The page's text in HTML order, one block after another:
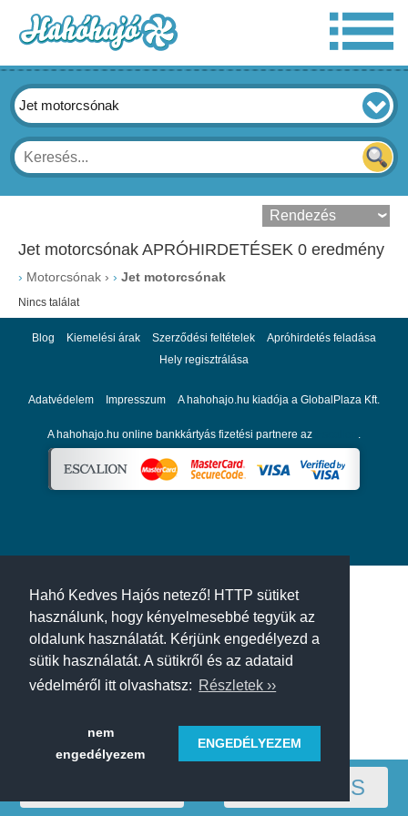
Hahó Kedves Hajós netező! HTTP sütiket
használunk, hogy kényelmesebbé tegyük az
oldalunk használatát. Kérjünk engedélyezd a
sütik használatát. A sütikről és az adataid
védelméről itt olvashatsz: Részletek ››
nem
engedélyezem
ENGEDÉLYEZEM
Jet motorcsónak
Jet motorcsónak APRÓHIRDETÉSEK 0 eredmény
› Motorcsónak ›Jet motorcsónak
Nincs találat
SZŰRÉS
Blog Kiemelési árak Szerződési feltételek
Apróhirdetés feladása
Hely regisztrálása
Adatvédelem Impresszum A hahohajo.hu kiadója a GlobalPlaza Kft.
A hahohajo.hu online bankkártyás fizetési partnere az .